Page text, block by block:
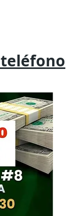
teléfono